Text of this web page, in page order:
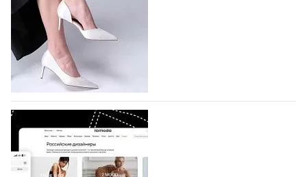
На участие в седьмой Московской неделе моды,
которая пройдет в российской столице с 26 сентября
по 1 октября, уже подано 1047 заявок. Примерно
половину из них (494) прислали дизайнеры,
коллекции которых не были представлены в…
07.08.2026 714
BALLINA представит свои новинки на Euro
Shoes
Компания BALLINA Guangzhou Lihuang Footwear